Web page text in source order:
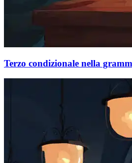
Terzo condizionale nella